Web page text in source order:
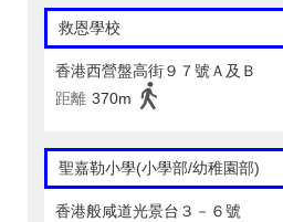
救恩學校
香港西營盤高街９７號Ａ及Ｂ
距離 370m
聖嘉勒小學(小學部/幼稚園部)
香港般咸道光景台３－６號